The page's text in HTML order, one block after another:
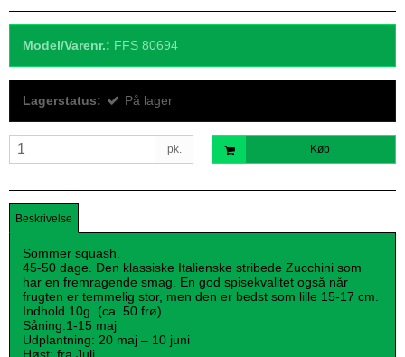
Model/Varenr.: FFS 80694
Lagerstatus: På lager
pk. Køb
Beskrivelse
Sommer squash.
45-50 dage. Den klassiske Italienske stribede Zucchini som
har en fremragende smag. En god spisekvalitet også når
frugten er temmelig stor, men den er bedst som lille 15-17 cm.
Indhold 10g. (ca. 50 frø)
Såning:1-15 maj
Udplantning: 20 maj – 10 juni
Høst: fra Juli